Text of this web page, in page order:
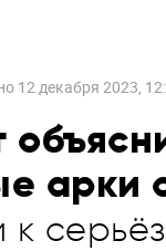
12 декабря 2023,
арки
к